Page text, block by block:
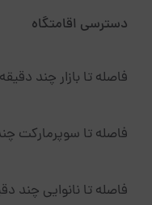
دسترسی اقامتگاه
فاصله تا بازار چند دقیقه
فاصله تا سوپرمارکت چند
فاصله تا نانوایی چند